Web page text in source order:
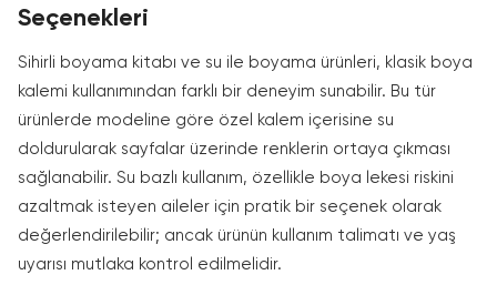
Seçenekleri
Sihirli boyama kitabı ve su ile boyama ürünleri, klasik boya
kalemi kullanımından farklı bir deneyim sunabilir. Bu tür
ürünlerde modeline göre özel kalem içerisine su
doldurularak sayfalar üzerinde renklerin ortaya çıkması
sağlanabilir. Su bazlı kullanım, özellikle boya lekesi riskini
azaltmak isteyen aileler için pratik bir seçenek olarak
değerlendirilebilir; ancak ürünün kullanım talimatı ve yaş
uyarısı mutlaka kontrol edilmelidir.